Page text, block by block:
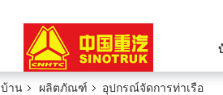
บ้าน ผลิตภัณฑ์ อุปกรณ์จัดการท่าเรือ